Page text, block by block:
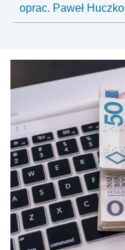
oprac. Paweł Huczko